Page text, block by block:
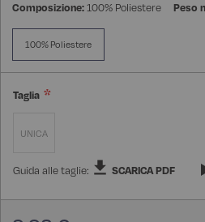
Composizione:100% Poliestere Peso
100% Poliestere
Taglia
UNICA
Guida alle taglie: SCARICA PDF